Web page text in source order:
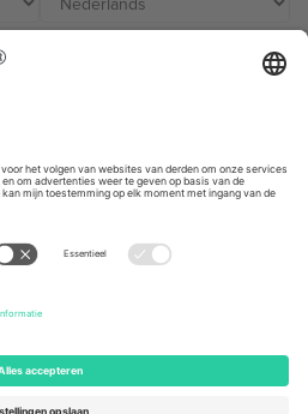
167 City Road, London, Greater
London, EC1V 1AW, United